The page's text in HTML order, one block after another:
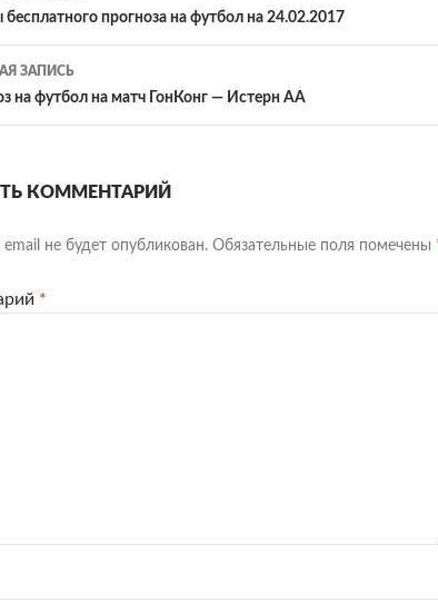
бесплатного прогноза на футбол на 24.02.2017
ЗАПИСЬ
на футбол на матч ГонКонг — Истерн АА
КОММЕНТАРИЙ
не будет опубликован. Обязательные поля помечены
*